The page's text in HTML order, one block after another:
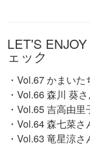
LET'S
ェック
・Vol.67 かまい
・Vol.66 森川 葵
・Vol.65 吉高由
・Vol.64 森七菜さ
・Vol.63 竜星涼さ